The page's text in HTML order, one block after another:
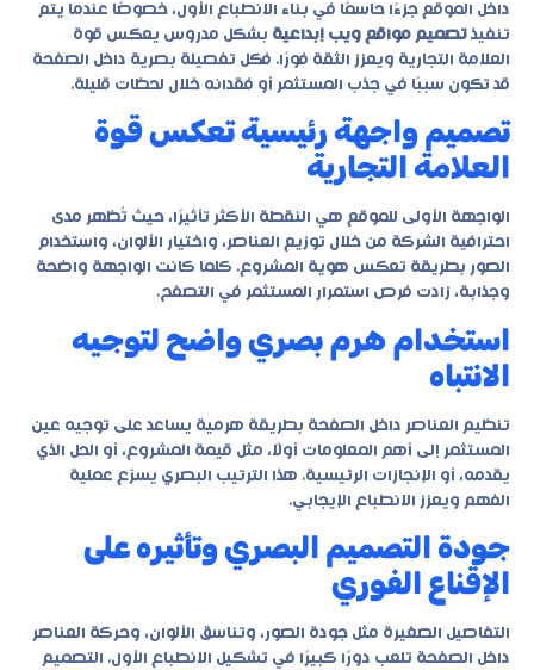
داخل الموقع جزءًا حاسمًا في بناء الانطباع الأول، خصوصًا عندما يتم
تنفيذ تصميم مواقع ويب إبداعية بشكل مدروس يعكس قوة
العلامة التجارية ويعزز الثقة فورًا. فكل تفصيلة بصرية داخل الصفحة
قد تكون سببًا في جذب المستثمر أو فقدانه خلال لحظات قليلة.
تصميم واجهة رئيسية تعكس قوة
العلامة التجارية
الواجهة الأولى للموقع هي النقطة الأكثر تأثيرًا، حيث تُظهر مدى
احترافية الشركة من خلال توزيع العناصر، واختيار الألوان، واستخدام
الصور بطريقة تعكس هوية المشروع. كلما كانت الواجهة واضحة
وجذابة، زادت فرص استمرار المستثمر في التصفح.
استخدام هرم بصري واضح لتوجيه
الانتباه
تنظيم العناصر داخل الصفحة بطريقة هرمية يساعد على توجيه عين
المستثمر إلى أهم المعلومات أولًا، مثل قيمة المشروع، أو الحل الذي
يقدمه، أو الإنجازات الرئيسية. هذا الترتيب البصري يسرّع عملية
الفهم ويعزز الانطباع الإيجابي.
جودة التصميم البصري وتأثيره على
الإقناع الفوري
التفاصيل الصغيرة مثل جودة الصور، وتناسق الألوان، وحركة العناصر
داخل الصفحة تلعب دورًا كبيرًا في تشكيل الانطباع الأول. التصميم